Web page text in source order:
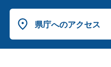
県庁へのアクセス